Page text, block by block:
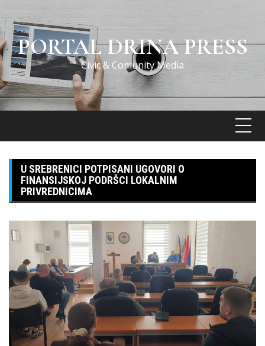
Skip
to
contentPORTAL DRINA PRESS
Civic & Comunity Media
U SREBRENICI POTPISANI UGOVORI O
FINANSIJSKOJ PODRŠCI LOKALNIM
PRIVREDNICIMA